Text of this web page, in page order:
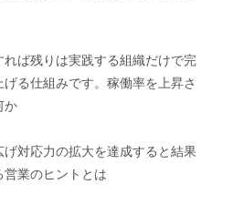
ば残りは実践する組織だけで完
る仕組みです。稼働率を上昇さ
か
対応力の拡大を達成すると結果
業のヒントとは